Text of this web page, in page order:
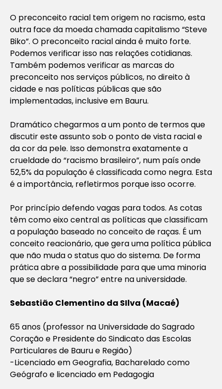
O preconceito racial tem origem no racismo, esta
outra face da moeda chamada capitalismo “Steve
Biko”. O preconceito racial ainda é muito forte.
Podemos verificar isso nas relações cotidianas.
Também podemos verificar as marcas do
preconceito nos serviços públicos, no direito à
cidade e nas políticas públicas que são
implementadas, inclusive em Bauru.
Dramático chegarmos a um ponto de termos que
discutir este assunto sob o ponto de vista racial e
da cor da pele. Isso demonstra exatamente a
crueldade do “racismo brasileiro”, num país onde
52,5% da população é classificada como negra. Esta
é a importância, refletirmos porque isso ocorre.
Por princípio defendo vagas para todos. As cotas
têm como eixo central as políticas que classificam
a população baseado no conceito de raças. É um
conceito reacionário, que gera uma política pública
que não muda o status quo do sistema. De forma
prática abre a possibilidade para que uma minoria
que se declara “negro” entre na universidade.
Sebastião Clementino da SIlva (Macaé)
65 anos (professor na Universidade do Sagrado
Coração e Presidente do Sindicato das Escolas
Particulares de Bauru e Região)
-Licenciado em Geografia, Bacharelado como
Geógrafo e licenciado em Pedagogia